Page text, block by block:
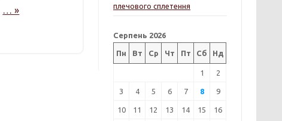
… »
плечового сплетення
Серпень 2026
Пн Вт Ср Чт Пт Сб Нд
1 2
3 4 5 6 7 8 9
10 11 12 13 14 15 16